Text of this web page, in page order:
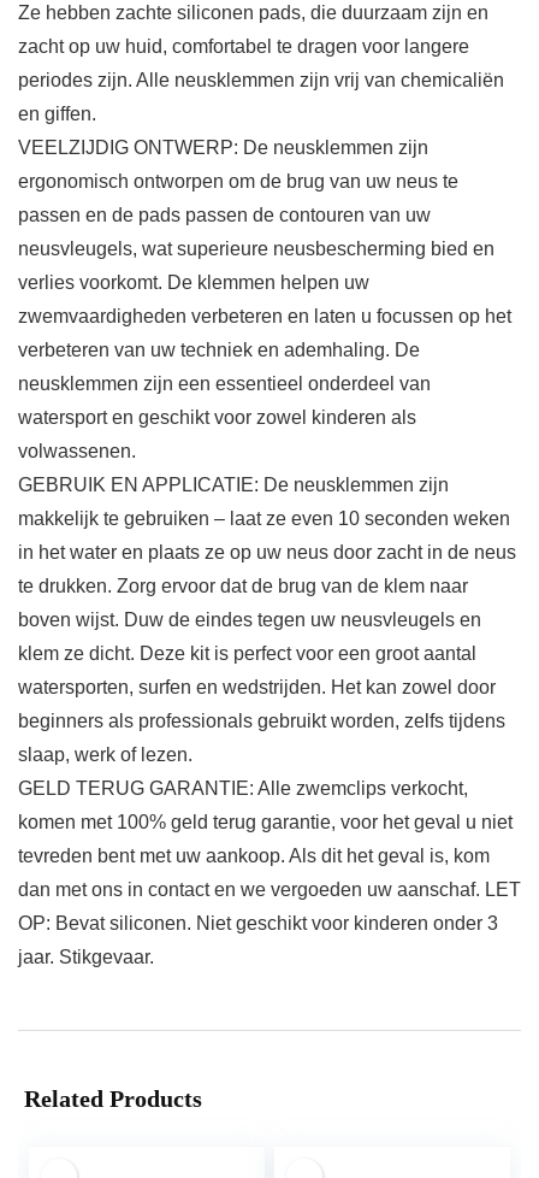
Ze hebben zachte siliconen pads, die duurzaam zijn en
zacht op uw huid, comfortabel te dragen voor langere
periodes zijn. Alle neusklemmen zijn vrij van chemicaliën
en giffen.
VEELZIJDIG ONTWERP: De neusklemmen zijn
ergonomisch ontworpen om de brug van uw neus te
passen en de pads passen de contouren van uw
neusvleugels, wat superieure neusbescherming bied en
verlies voorkomt. De klemmen helpen uw
zwemvaardigheden verbeteren en laten u focussen op het
verbeteren van uw techniek en ademhaling. De
neusklemmen zijn een essentieel onderdeel van
watersport en geschikt voor zowel kinderen als
volwassenen.
GEBRUIK EN APPLICATIE: De neusklemmen zijn
makkelijk te gebruiken – laat ze even 10 seconden weken
in het water en plaats ze op uw neus door zacht in de neus
te drukken. Zorg ervoor dat de brug van de klem naar
boven wijst. Duw de eindes tegen uw neusvleugels en
klem ze dicht. Deze kit is perfect voor een groot aantal
watersporten, surfen en wedstrijden. Het kan zowel door
beginners als professionals gebruikt worden, zelfs tijdens
slaap, werk of lezen.
GELD TERUG GARANTIE: Alle zwemclips verkocht,
komen met 100% geld terug garantie, voor het geval u niet
tevreden bent met uw aankoop. Als dit het geval is, kom
dan met ons in contact en we vergoeden uw aanschaf. LET
OP: Bevat siliconen. Niet geschikt voor kinderen onder 3
jaar. Stikgevaar.
Related Products